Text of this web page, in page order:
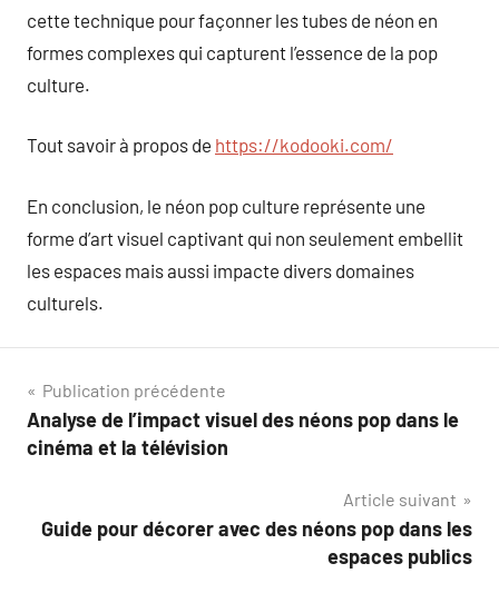
cette technique pour façonner les tubes de néon en
formes complexes qui capturent l’essence de la pop
culture.
Tout savoir à propos de https://kodooki.com/
En conclusion, le néon pop culture représente une
forme d’art visuel captivant qui non seulement embellit
les espaces mais aussi impacte divers domaines
culturels.
Navigation
de
Publication précédente
Analyse de l’impact visuel des néons pop dans le
cinéma et la télévision
Article suivant
Guide pour décorer avec des néons pop dans les
espaces publics